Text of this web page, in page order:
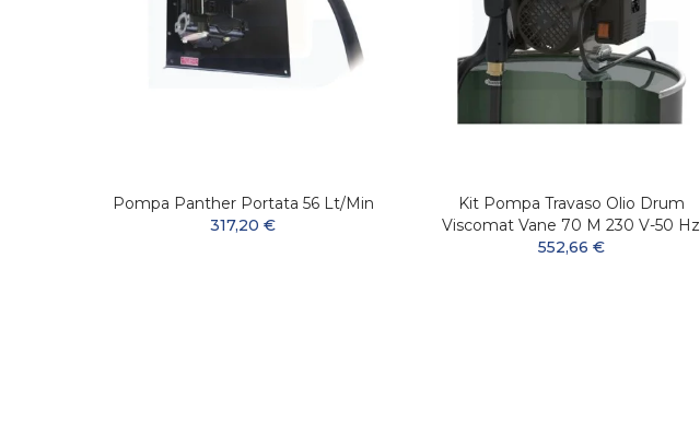
Pompa Panther Portata 56 Lt/min
317,20 €
Kit Pompa Travaso Olio Drum
Viscomat Vane 70 M 230 V-50 Hz
552,66 €